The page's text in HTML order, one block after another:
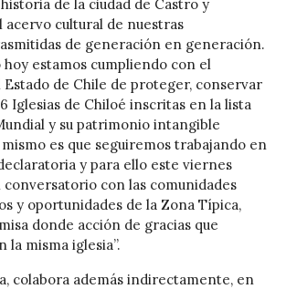
de la ciudad de Castro y
cultural de nuestras
de generación en generación.
estamos cumpliendo con el
de Chile de proteger, conservar
Iglesias de Chiloé inscritas en la lista
y su patrimonio intangible
es que seguiremos trabajando en
y para ello este viernes
con las comunidades
y oportunidades de la Zona Típica,
donde acción de gracias que
la misma iglesia”.
colabora además indirectamente, en